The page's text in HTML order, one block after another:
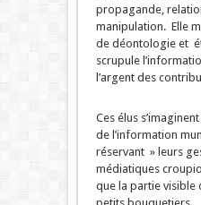
propagande,
manipulation. Elle
de déontologie et
scrupule
l’argent des
Ces élus
de l’information
réservant » leurs
médiatiques
que la partie visible